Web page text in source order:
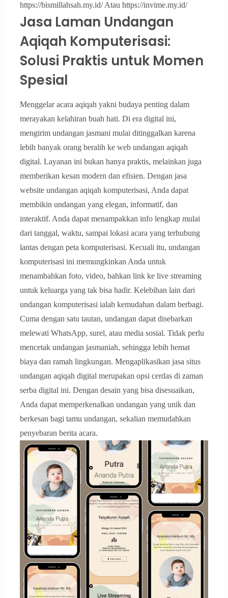
https://bismillahsah.my.id/ Atau https://invime.my.id/
Jasa Laman Undangan
Aqiqah Komputerisasi:
Solusi Praktis untuk Momen
Spesial
Menggelar acara aqiqah yakni budaya penting dalam
merayakan kelahiran buah hati. Di era digital ini,
mengirim undangan jasmani mulai ditinggalkan karena
lebih banyak orang beralih ke web undangan aqiqah
digital. Layanan ini bukan hanya praktis, melainkan juga
memberikan kesan modern dan efisien. Dengan jasa
website undangan aqiqah komputerisasi, Anda dapat
membikin undangan yang elegan, informatif, dan
interaktif. Anda dapat menampakkan info lengkap mulai
dari tanggal, waktu, sampai lokasi acara yang terhubung
lantas dengan peta komputerisasi. Kecuali itu, undangan
komputerisasi ini memungkinkan Anda untuk
menambahkan foto, video, bahkan link ke live streaming
untuk keluarga yang tak bisa hadir. Kelebihan lain dari
undangan komputerisasi ialah kemudahan dalam berbagi.
Cuma dengan satu tautan, undangan dapat disebarkan
melewati WhatsApp, surel, atau media sosial. Tidak perlu
mencetak undangan jasmaniah, sehingga lebih hemat
biaya dan ramah lingkungan. Mengaplikasikan jasa situs
undangan aqiqah digital merupakan opsi cerdas di zaman
serba digital ini. Dengan desain yang bisa disesuaikan,
Anda dapat memperkenalkan undangan yang unik dan
berkesan bagi tamu undangan, sekalian memudahkan
penyebaran berita acara.